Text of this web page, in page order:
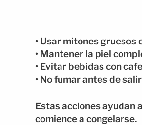
• Usar mitones gruesos
• Mantener la piel
• Evitar bebidas con
• No fumar antes de
Estas acciones ayudan
comience a congelarse.